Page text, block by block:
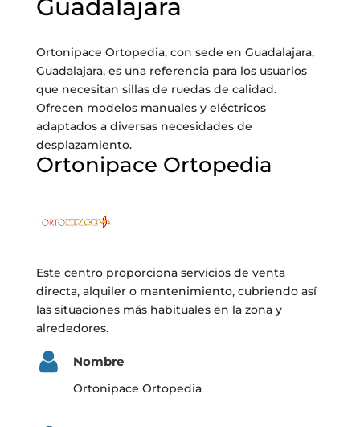
Guadalajara
Ortonipace Ortopedia, con sede en Guadalajara,
Guadalajara, es una referencia para los usuarios
que necesitan sillas de ruedas de calidad.
Ofrecen modelos manuales y eléctricos
adaptados a diversas necesidades de
desplazamiento.
Ortonipace Ortopedia
Este centro proporciona servicios de venta
directa, alquiler o mantenimiento, cubriendo así
las situaciones más habituales en la zona y
alrededores.
Nombre
Ortonipace Ortopedia